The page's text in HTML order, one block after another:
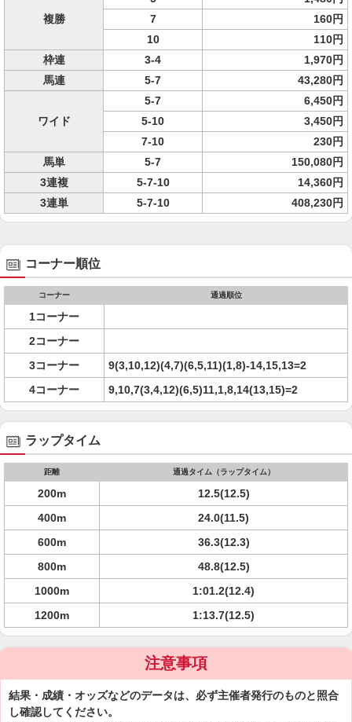
複勝
7
160円
10
110円
枠連
3-4
1,970円
馬連
5-7 43,280円
ワイド
5-7
6,450円
5-10
3,450円
7-10
230円
馬単
5-7
150,080円
3連複
5-7-10
14,360円
3連単
5-7-10 408,230円
コーナー順位
コーナー 通過順位
1コーナー
2コーナー
3コーナー
9(3,10,12)(4,7)(6,5,11)(1,8)-14,15,13=2
4コーナー
9,10,7(3,4,12)(6,5)11,1,8,14(13,15)=2
ラップタイム
距離 通過タイム（ラップタイム）
200m
12.5(12.5)
400m
24.0(11.5)
600m
36.3(12.3)
800m
48.8(12.5)
1000m
1:01.2(12.4)
1200m
1:13.7(12.5)
注意事項
結果・成績・オッズなどのデータは、必ず主催者発行のものと照合
し確認してください。